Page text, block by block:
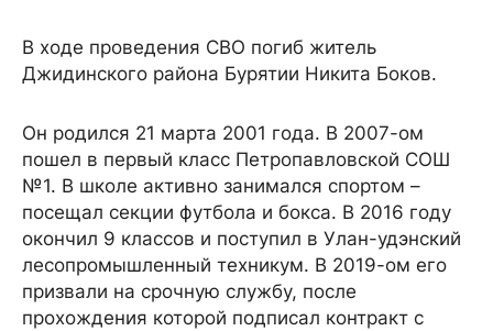
В ходе проведения СВО погиб житель
Джидинского района Бурятии Никита Боков.
Он родился 21 марта 2001 года. В 2007-ом
пошел в первый класс Петропавловской СОШ
№1. В школе активно занимался спортом –
посещал секции футбола и бокса. В 2016 году
окончил 9 классов и поступил в Улан-удэнский
лесопромышленный техникум. В 2019-ом его
призвали на срочную службу, после
прохождения которой подписал контракт с